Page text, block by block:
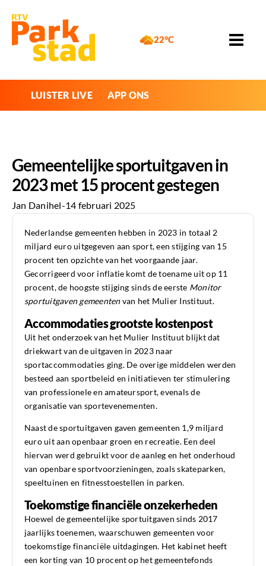
22°C
LUISTER LIVE APP ONS
Gemeentelijke sportuitgaven in
2023 met 15 procent gestegen
Jan Danihel-14 februari 2025
Nederlandse gemeenten hebben in 2023 in totaal 2
miljard euro uitgegeven aan sport, een stijging van 15
procent ten opzichte van het voorgaande jaar.
Gecorrigeerd voor inflatie komt de toename uit op 11
procent, de hoogste stijging sinds de eerste Monitor
sportuitgaven gemeentenvan het Mulier Instituut.
Accommodaties grootste kostenpost
Uit het onderzoek van het Mulier Instituut blijkt dat
driekwart van de uitgaven in 2023 naar
sportaccommodaties ging. De overige middelen werden
besteed aan sportbeleid en initiatieven ter stimulering
van professionele en amateursport, evenals de
organisatie van sportevenementen.
Naast de sportuitgaven gaven gemeenten 1,9 miljard
euro uit aan openbaar groen en recreatie. Een deel
hiervan werd gebruikt voor de aanleg en het onderhoud
van openbare sportvoorzieningen, zoals skateparken,
speeltuinen en fitnesstoestellen in parken.
Toekomstige financiële onzekerheden
Hoewel de gemeentelijke sportuitgaven sinds 2017
jaarlijks toenemen, waarschuwen gemeenten voor
toekomstige financiële uitdagingen. Het kabinet heeft
een korting van 10 procent op het gemeentefonds